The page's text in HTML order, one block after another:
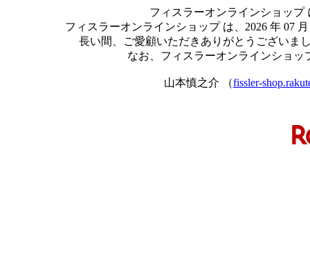
フィスラーオンラインショッ
フィスラーオンラインショップ は、2026 年 07
長い間、ご愛顧いただきありがとうございま
なお、フィスラーオンラインショ
山本慎之介 （fissler-